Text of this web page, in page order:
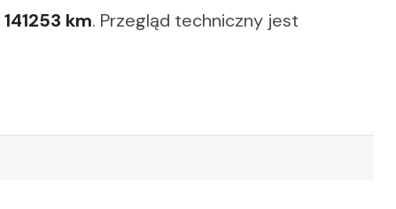
141253 km. Przegląd techniczny jest